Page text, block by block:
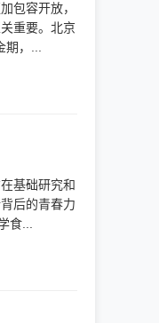
包容开放，
重要。北京
，...
基础研究和
后的青春力
食...